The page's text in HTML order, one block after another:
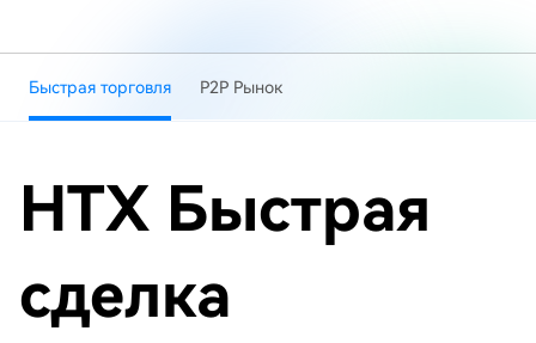
Быстрая торговля Р2Р Рынок
HTX Быстрая
сделка